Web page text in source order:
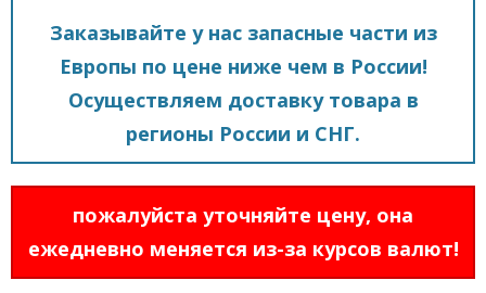
Заказывайте у нас запасные части из
Европы по цене ниже чем в России!
Осуществляем доставку товара в
регионы России и СНГ.
пожалуйста уточняйте цену, она
ежедневно меняется из-за курсов валют!